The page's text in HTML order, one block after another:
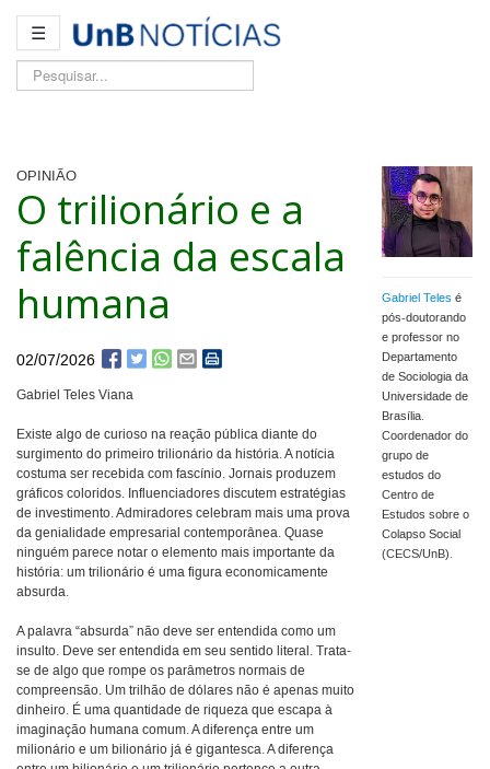
☰
Pesquisar...
OPINIÃO
Gabriel Teles é
pós-doutorando
e professor no
Departamento
de Sociologia da
Universidade de
Brasília.
Coordenador do
grupo de
estudos do
Centro de
Estudos sobre o
Colapso Social
(CECS/UnB).
O trilionário e a
falência da escala
humana
02/07/2026
Gabriel Teles Viana
Existe algo de curioso na reação pública diante do
surgimento do primeiro trilionário da história. A notícia
costuma ser recebida com fascínio. Jornais produzem
gráficos coloridos. Influenciadores discutem estratégias
de investimento. Admiradores celebram mais uma prova
da genialidade empresarial contemporânea. Quase
ninguém parece notar o elemento mais importante da
história: um trilionário é uma figura economicamente
absurda.
A palavra “absurda” não deve ser entendida como um
insulto. Deve ser entendida em seu sentido literal. Trata-
se de algo que rompe os parâmetros normais de
compreensão. Um trilhão de dólares não é apenas muito
dinheiro. É uma quantidade de riqueza que escapa à
imaginação humana comum. A diferença entre um
milionário e um bilionário já é gigantesca. A diferença